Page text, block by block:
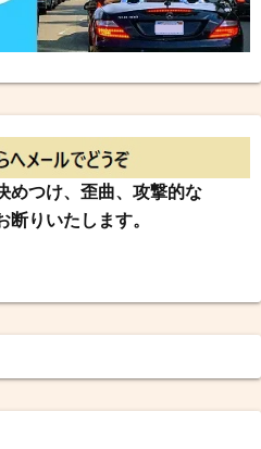
めつけ、歪曲、攻撃的な
りいたします。